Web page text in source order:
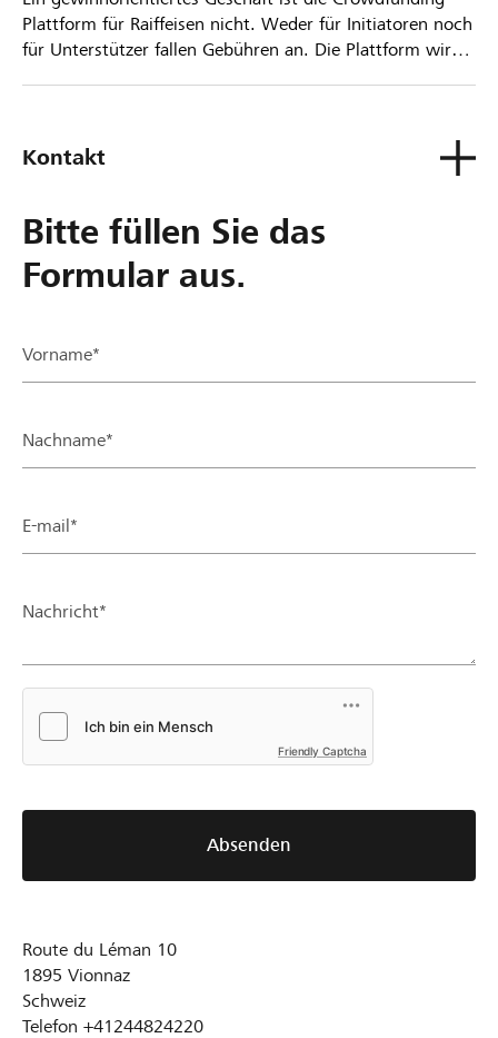
Plattform für Raiffeisen nicht. Weder für Initiatoren noch
für Unterstützer fallen Gebühren an. Die Plattform wird
Kontakt
Bitte füllen Sie das
Formular aus.
Vorname*
Nachname*
E-mail*
Nachricht*
Friendly Captcha
Absenden
Route du Léman 10
1895 Vionnaz
Schweiz
Telefon +41244824220